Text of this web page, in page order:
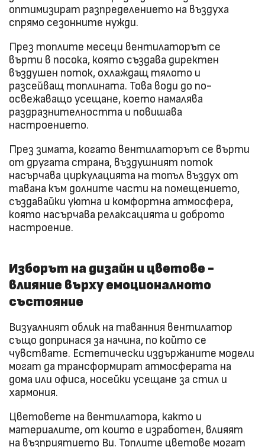
оптимизират разпределението на въздуха
спрямо сезонните нужди.
През топлите месеци вентилаторът се
върти в посока, която създава директен
въздушен поток, охлаждащ тялото и
разсейващ топлината. Това води до по-
освежаващо усещане, което намалява
раздразнителността и повишава
настроението.
През зимата, когато вентилаторът се върти
от другата страна, въздушният поток
насърчава циркулацията на топъл въздух от
тавана към долните части на помещението,
създавайки уютна и комфортна атмосфера,
която насърчава релаксацията и доброто
настроение.
Изборът на дизайн и цветове -
влияние върху емоционалното
състояние
Визуалният облик на таванния вентилатор
също допринася за начина, по който се
чувствате. Естетически издържаните модели
могат да трансформират атмосферата на
дома или офиса, носейки усещане за стил и
хармония.
Цветовете на вентилатора, както и
материалите, от които е изработен, влияят
на възприятието Ви. Топлите цветове могат